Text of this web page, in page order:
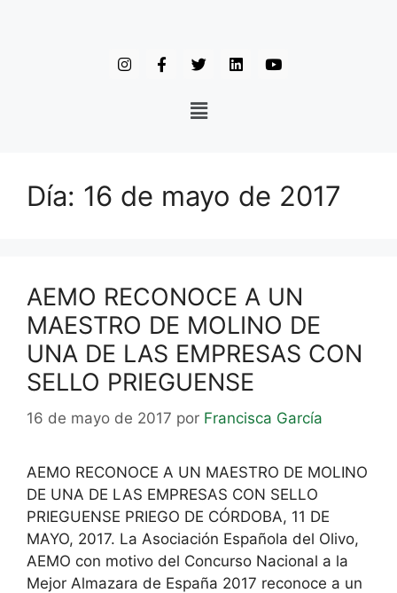
Día: 16 de mayo de 2017
AEMO RECONOCE A UN
MAESTRO DE MOLINO DE
UNA DE LAS EMPRESAS CON
SELLO PRIEGUENSE
16 de mayo de 2017 por Francisca García
AEMO RECONOCE A UN MAESTRO DE MOLINO
DE UNA DE LAS EMPRESAS CON SELLO
PRIEGUENSE PRIEGO DE CÓRDOBA, 11 DE
MAYO, 2017. La Asociación Española del Olivo,
AEMO con motivo del Concurso Nacional a la
Mejor Almazara de España 2017 reconoce a un